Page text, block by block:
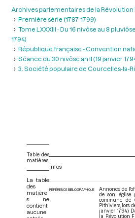
Archives parlementaires de la Révolution
Première série (1787-1799)
Tome LXXXIII - Du 16 nivôse au 8
1794)
République française - Convention
Séance du 30 nivôse an II (19 janvier
3. Société populaire de Courcelles-la-
Table des
matières
La table
des
matière
s ne
contient
aucune
Infos
RÉFÉRENCE BIBLIOGRAPHIQUE
Annonce de
de son église
commune de
Pithiviers, lors
janvier 1794).
la Révolution